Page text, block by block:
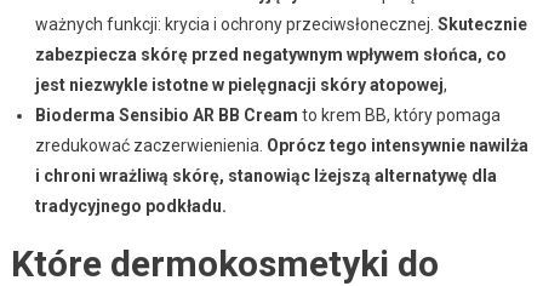
ważnych funkcji: krycia i ochrony przeciwsłonecznej. Skutecznie
zabezpiecza skórę przed negatywnym wpływem słońca, co
jest niezwykle istotne w pielęgnacji skóry atopowej,
Bioderma Sensibio AR BB Cream to krem BB, który pomaga
zredukować zaczerwienienia. Oprócz tego intensywnie nawilża
i chroni wrażliwą skórę, stanowiąc lżejszą alternatywę dla
tradycyjnego podkładu.
Które dermokosmetyki do